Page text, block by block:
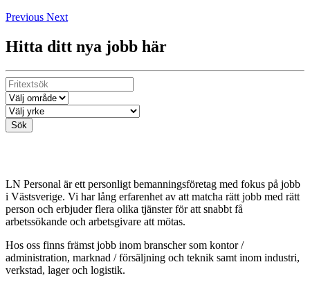
Previous Next
Hitta ditt nya jobb här
LN Personal är ett personligt bemanningsföretag med fokus på jobb
i Västsverige. Vi har lång erfarenhet av att matcha rätt jobb med rätt
person och erbjuder flera olika tjänster för att snabbt få
arbetssökande och arbetsgivare att mötas.
Hos oss finns främst jobb inom branscher som kontor /
administration, marknad / försäljning och teknik samt inom industri,
verkstad, lager och logistik.